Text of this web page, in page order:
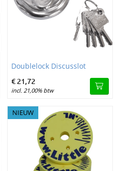
Image Doublelock Discusslot
Doublelock Discusslot
€ 21, 72
incl. 21,00% btw
NIEUW